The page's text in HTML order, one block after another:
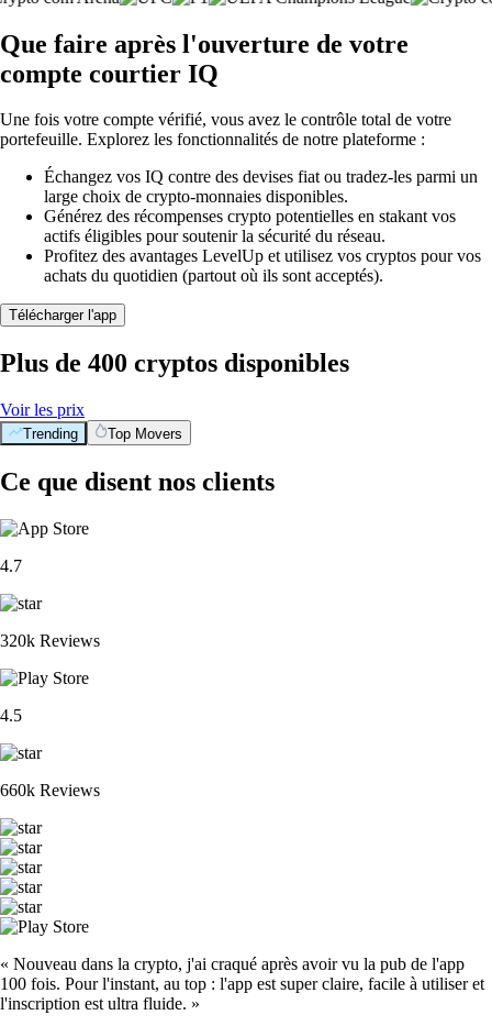
Que faire après l'ouverture de votre
compte courtier IQ
Une fois votre compte vérifié, vous avez le contrôle total de votre
portefeuille. Explorez les fonctionnalités de notre plateforme :
Échangez vos IQ contre des devises fiat ou tradez-les parmi un
large choix de crypto-monnaies disponibles.
Générez des récompenses crypto potentielles en stakant vos
actifs éligibles pour soutenir la sécurité du réseau.
Profitez des avantages LevelUp et utilisez vos cryptos pour vos
achats du quotidien (partout où ils sont acceptés).
Télécharger l'app
Plus de 400 cryptos disponibles
Voir les prix
Trending Top Movers
Ce que disent nos clients
4.7
320k Reviews
4.5
660k Reviews
« Nouveau dans la crypto, j'ai craqué après avoir vu la pub de l'app
100 fois. Pour l'instant, au top : l'app est super claire, facile à utiliser et
l'inscription est ultra fluide. »